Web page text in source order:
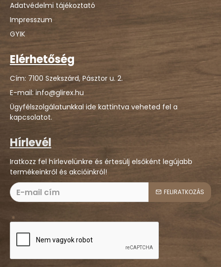
Adatvédelmi tájékoztató
Impresszum
GYIK
Elérhetőség
Cím: 7100 Szekszárd, Pásztor u. 2.
E-mail: info@glirex.hu
Ügyfélszolgálatunkkal ide kattintva veheted fel a
kapcsolatot.
Hírlevél
Iratkozz fel hírlevelünkre és értesülj elsőként legújabb
termékeinkről és akcióinkról!
FELIRATKOZÁS